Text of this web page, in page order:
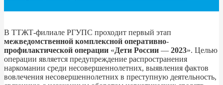
В ТТЖТ-филиале РГУПС проходит первый этап
межведомственной комплексной оперативно-
профилактической операции «Дети России — 2023». Целью
операции является предупреждение распространения
наркомании среди несовершеннолетних, выявления фактов
вовлечения несовершеннолетних в преступную деятельность,